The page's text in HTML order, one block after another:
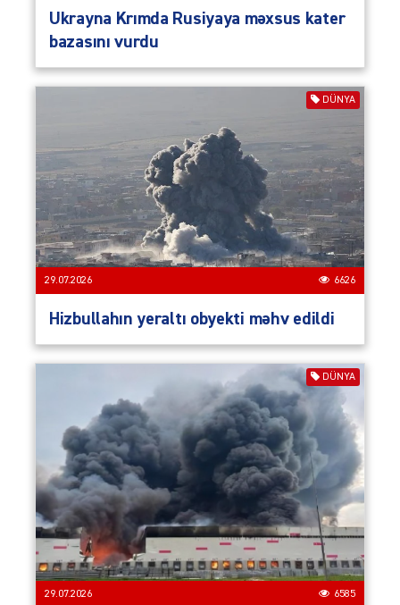
Ukrayna Krımda Rusiyaya məxsus kater
bazasını vurdu
DÜNYA
29.07.2026 6626
Hizbullahın yeraltı obyekti məhv edildi
DÜNYA
29.07.2026 6585